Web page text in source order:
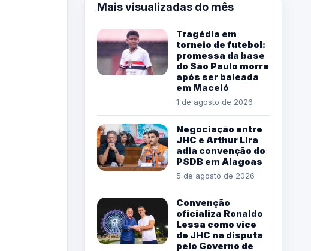
Mais visualizadas do mês
Tragédia em
torneio de futebol:
promessa da base
do São Paulo morre
após ser baleada
em Maceió
1 de agosto de 2026
Negociação entre
JHC e Arthur Lira
adia convenção do
PSDB em Alagoas
5 de agosto de 2026
Convenção
oficializa Ronaldo
Lessa como vice
de JHC na disputa
pelo Governo de